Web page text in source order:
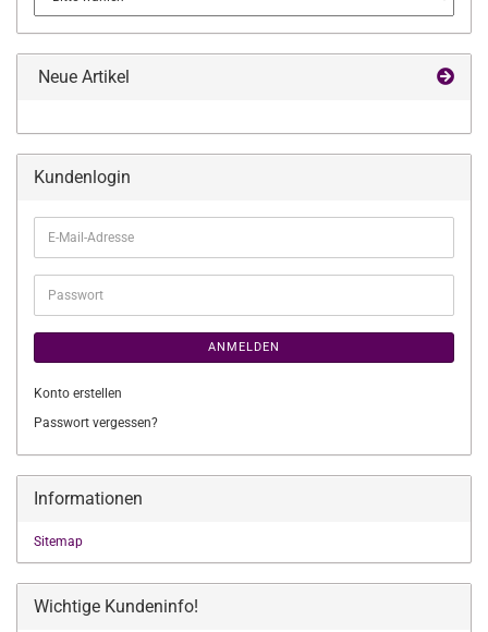
Neue Artikel
Kundenlogin
E-
Mail-
Adresse
Passwort
ANMELDEN
Konto erstellen
Passwort vergessen?
Informationen
Sitemap
Wichtige Kundeninfo!